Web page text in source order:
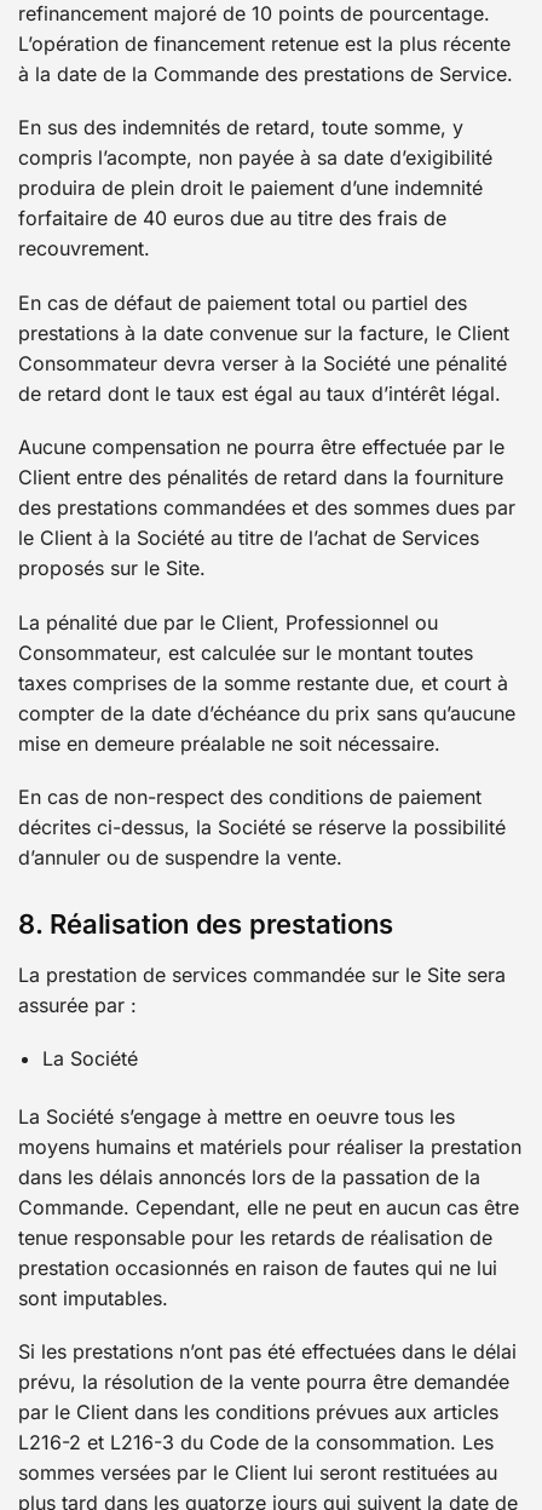
refinancement majoré de 10 points de pourcentage.
L’opération de financement retenue est la plus récente
à la date de la Commande des prestations de Service.
En sus des indemnités de retard, toute somme, y
compris l’acompte, non payée à sa date d’exigibilité
produira de plein droit le paiement d’une indemnité
forfaitaire de 40 euros due au titre des frais de
recouvrement.
En cas de défaut de paiement total ou partiel des
prestations à la date convenue sur la facture, le Client
Consommateur devra verser à la Société une pénalité
de retard dont le taux est égal au taux d’intérêt légal.
Aucune compensation ne pourra être effectuée par le
Client entre des pénalités de retard dans la fourniture
des prestations commandées et des sommes dues par
le Client à la Société au titre de l’achat de Services
proposés sur le Site.
La pénalité due par le Client, Professionnel ou
Consommateur, est calculée sur le montant toutes
taxes comprises de la somme restante due, et court à
compter de la date d’échéance du prix sans qu’aucune
mise en demeure préalable ne soit nécessaire.
En cas de non-respect des conditions de paiement
décrites ci-dessus, la Société se réserve la possibilité
d’annuler ou de suspendre la vente.
8. Réalisation des prestations
La prestation de services commandée sur le Site sera
assurée par :
La Société
La Société s’engage à mettre en oeuvre tous les
moyens humains et matériels pour réaliser la prestation
dans les délais annoncés lors de la passation de la
Commande. Cependant, elle ne peut en aucun cas être
tenue responsable pour les retards de réalisation de
prestation occasionnés en raison de fautes qui ne lui
sont imputables.
Si les prestations n’ont pas été effectuées dans le délai
prévu, la résolution de la vente pourra être demandée
par le Client dans les conditions prévues aux articles
L216-2 et L216-3 du Code de la consommation. Les
sommes versées par le Client lui seront restituées au
plus tard dans les quatorze jours qui suivent la date de